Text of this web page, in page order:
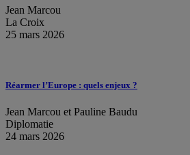
Jean Marcou
La Croix
25 mars 2026
Réarmer l’Europe : quels enjeux ?
Jean Marcou et Pauline Baudu
Diplomatie
24 mars 2026